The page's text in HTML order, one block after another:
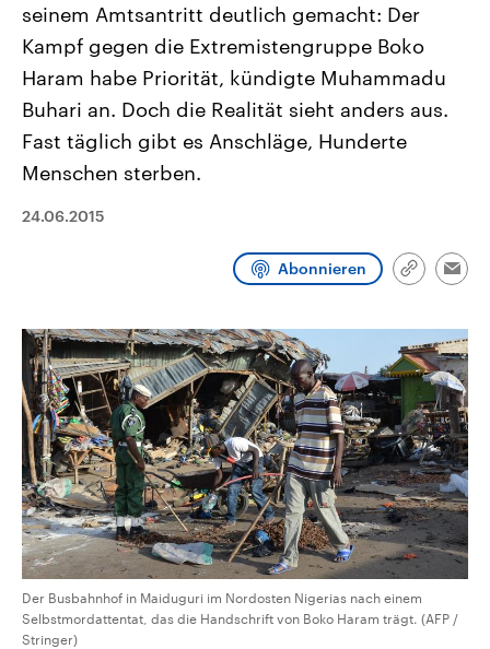
Landtagswahl Sachsen-Anhalt
2026
Alle Informationen
Sachsen-Anhalt wählt am 6.
September 2026 einen neuen
Landtag. Seit 2021 wird das
Bundesland von einer Koalition aus
CDU, SPD und FDP regiert.-
Umfragen, Prognosen,
und Hintergründe zu den Parteien
und Kandidaten der anstehenden
Aktuelle Beiträge,
Hintergründe
Wirtschaftlich und
gehören die Vereinigten
den mächtigsten Ländern
mit großem Einfluss auf
Sendungen
seinem Amtsantritt deutlich gemacht: Der
Kampf gegen die Extremistengruppe Boko
Haram habe Priorität, kündigte Muhammadu
Buhari an. Doch die Realität sieht anders aus.
Fast täglich gibt es Anschläge, Hunderte
Menschen sterben.
24.06.2015
Abonnieren
Link
Der Busbahnhof in Maiduguri im Nordosten Nigerias nach einem
Selbstmordattentat, das die Handschrift von Boko Haram trägt. (AFP /
Stringer)